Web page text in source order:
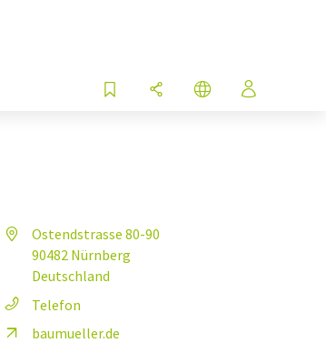
Ostendstrasse 80-90
90482 Nürnberg
Deutschland
Telefon
baumueller.de